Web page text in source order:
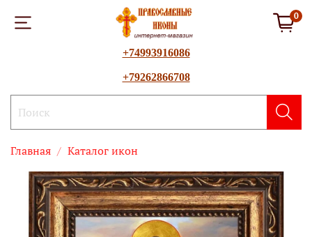
0
+74993916086
+79262866708
Главная Каталог икон